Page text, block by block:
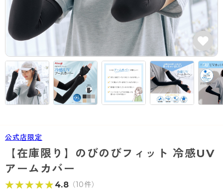
- 無地ストッキング
- 柄ストッキング
- ショート丈ストッキング
- 着圧ストッキング
- パンティ部レスストッキング
タイツ
- 柄タイツ
- ひざ下丈タイツ
- 着圧タイツ
ブラジャー
- ノンワイヤーブラ
- ワイヤーブラ
- ブラトップ
ショーツ
- レギュラーショーツ
- ガードル・補正ショーツ
肌着・インナー
ライフスタイルウェア
ボトムス
ルームウェア・パジャマ
アクティブ・スポーツ
- スポーツブラ
- スポーツボトムス
雑貨・小物
クルー・レギュラー丈ソックス
スニーカー丈・くるぶし丈ソックス
ハイソックス
メンズパンツ
ボクサー
トランクス
Tバック・ビキニ
肌着・インナー
ライフスタイルウェア
ボトムス
ルームウェア・パジャマ
ソックス・靴下
クルー・レギュラー丈ソックス
スニーカー丈・くるぶし丈ソックス
ハイソックス
スクールソックス
ブラジャー
ノンワイヤーブラ
ワイヤーブラ
スポーツブラ
ショーツ
レギュラーショーツ
ボクサー
AZGI
アスティーグ
クリアビューティアクティブ
スゴスト
フェイクタイツ
hotto comfort
BT
スクールタイム
みんなの、みんなの。
商品選びのお手伝い
お悩み別ガードル
ブラジャー特集
私に似合う、ストッキング選び
タイツの選び方
ご利用ガイド
はじめての方へ
よくある質問（FAQ）
お支払い方法について
配送方法について
公式店限定
【在庫限り】のびのびフィット 冷感UV
アームカバー
★★★★★
★★★★★ 4.8（10件）